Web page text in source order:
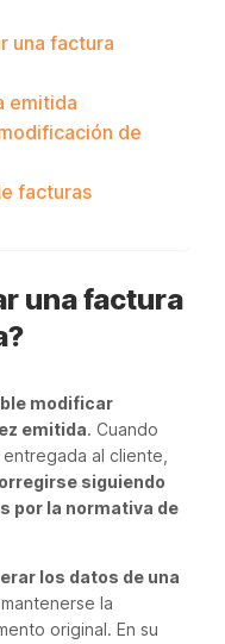
una factura
emitida
de
facturas
una factura
modificar
emitida. Cuando
al cliente,
siguiendo
por la normativa de
los datos de una
la
original. En su